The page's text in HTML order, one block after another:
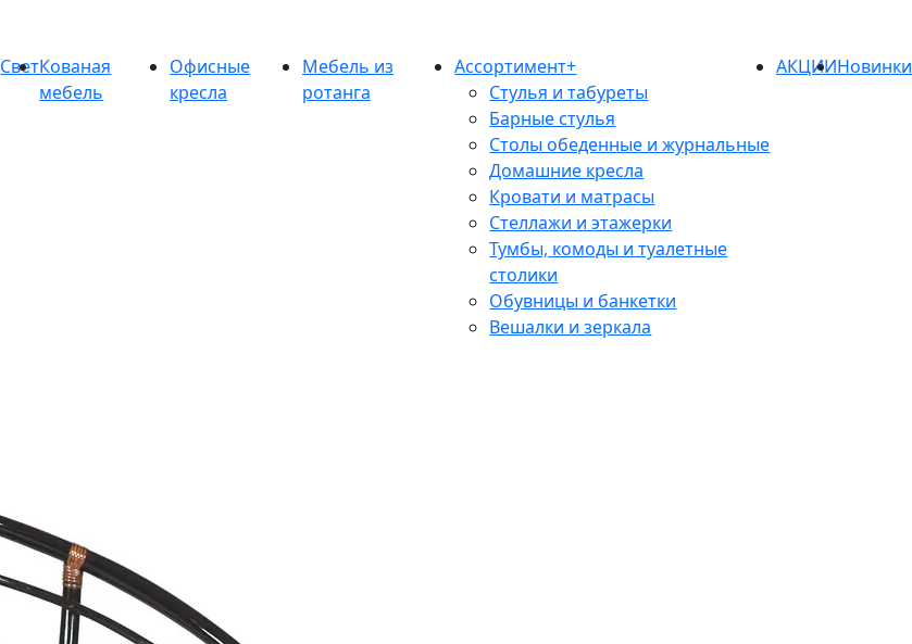
СветКованая
мебель
Офисные
кресла
Мебель из
ротанга
Ассортимент+
Стулья и табуреты
Барные стулья
Столы обеденные и журнальные
Домашние кресла
Кровати и матрасы
Стеллажи и этажерки
Тумбы, комоды и туалетные
столики
Обувницы и банкетки
Вешалки и зеркала
АКЦИИНовинки